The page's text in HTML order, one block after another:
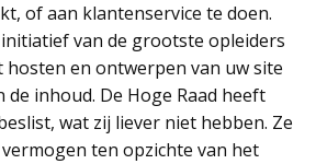
of aan klantenservice te doen.
van de grootste opleiders
hosten en ontwerpen van uw site
inhoud. De Hoge Raad heeft
wat zij liever niet hebben. Ze
ten opzichte van het